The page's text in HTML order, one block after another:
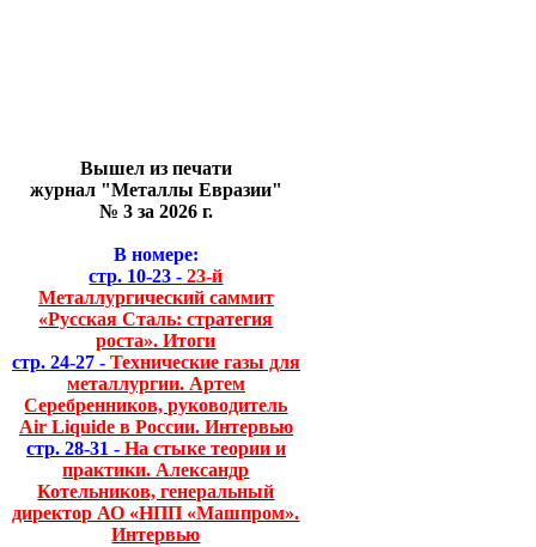
Вышел из печати
журнал "Металлы Евразии"
№ 3 за 2026 г.
В номере:
стр. 10-23 - 23-й
Металлургический саммит
«Русская Сталь: стратегия
роста». Итоги
стр. 24-27 - Технические газы для
металлургии. Артем
Серебренников, руководитель
Air Liquide в России. Интервью
стр. 28-31 - На стыке теории и
практики. Александр
Котельников, генеральный
директор АО «НПП «Машпром».
Интервью